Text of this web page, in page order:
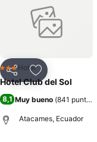
CompartirAgregar a
3 Estrellas
Hotel
Hotel Club del Sol
8,1 Muy bueno (841
Atacames, Ecuador